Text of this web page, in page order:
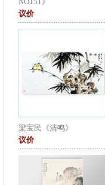
议价
梁宝民《清鸣》
议价